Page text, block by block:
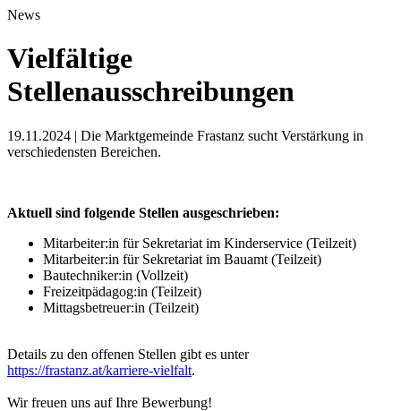
News
Vielfältige
Stellenausschreibungen
19.11.2024 | Die Marktgemeinde Frastanz sucht Verstärkung in
verschiedensten Bereichen.
Aktuell sind folgende Stellen ausgeschrieben:
Mitarbeiter:in für Sekretariat im Kinderservice (Teilzeit)
Mitarbeiter:in für Sekretariat im Bauamt (Teilzeit)
Bautechniker:in (Vollzeit)
Freizeitpädagog:in (Teilzeit)
Mittagsbetreuer:in (Teilzeit)
Details zu den offenen Stellen gibt es unter
https://frastanz.at/karriere-vielfalt.
Wir freuen uns auf Ihre Bewerbung!